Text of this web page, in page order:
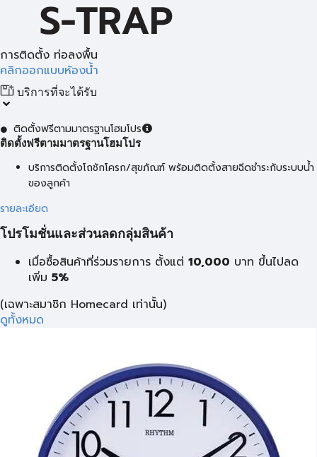
การติดตั้ง ท่อลงพื้น
คลิกออกแบบห้องน้ำ
บริการที่จะได้รับ
ติดตั้งฟรีตามมาตรฐานโฮมโปร
ติดตั้งฟรีตามมาตรฐานโฮมโปร
บริการติดตั้งโถชักโครก/สุขภัณฑ์ พร้อมติดตั้งสายฉีดชำระกับระบบน้ำ
ของลูกค้า
รายละเอียด
โปรโมชั่นและส่วนลดกลุ่มสินค้า
เมื่อซื้อสินค้าที่ร่วมรายการ ตั้งแต่ 10,000 บาท ขึ้นไปลด
เพิ่ม 5%
(เฉพาะสมาชิก Homecard เท่านั้น)
ดูทั้งหมด